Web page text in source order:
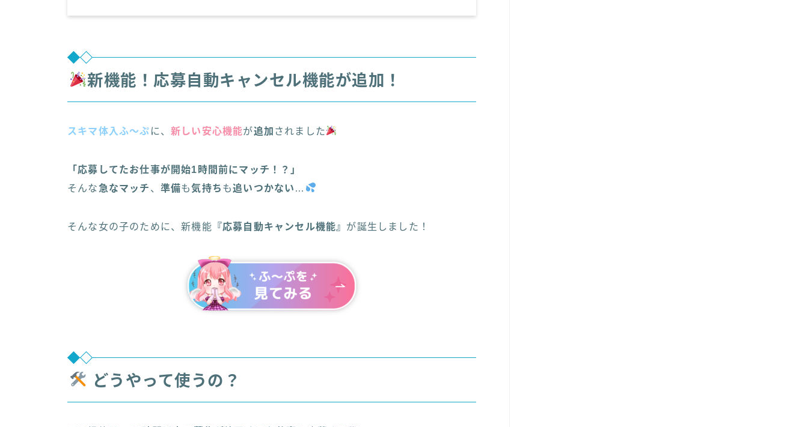
新機能！応募自動キャンセル機能が追加！
スキマ体入ふ〜ぷ に、新しい安心機能が追加 されました
「応募してたお仕事が開始1時間前にマッチ！？」
そんな急なマッチ 、 準備も気持ち も追いつかない …
そんな女の子のために、新機能 『応募自動キャンセル機能』 が誕生しました！
どうやって使うの？